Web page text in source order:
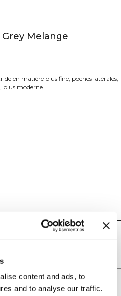
content and ads, to
and to analyse our traffic.
Melange
en matière plus fine, poches latérales,
plus moderne.
XL XXL
PANIER